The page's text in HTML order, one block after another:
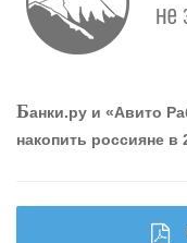
привлечь и
Банки.ру и «Авито
накопить россияне в